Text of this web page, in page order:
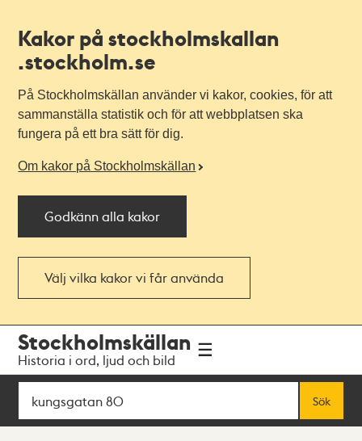
Kakor på stockholmskallan
.stockholm.se
På Stockholmskällan använder vi kakor, cookies, för att
sammanställa statistik och för att webbplatsen ska
fungera på ett bra sätt för dig.
Om kakor på Stockholmskällan
Godkänn alla kakor
Välj vilka kakor vi får använda
navigationen
huvudinnehållet
Stockholmskällan
Historia i ord, ljud och bild
Sök
Sök